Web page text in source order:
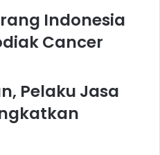
Indonesia
Cancer
Pelaku Jasa